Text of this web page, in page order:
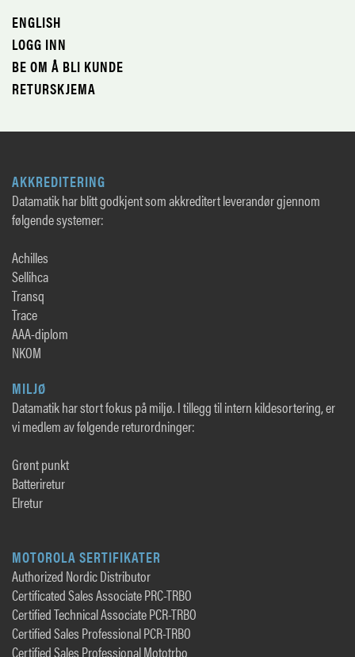
ENGLISH
LOGG INN
BE OM Å BLI KUNDE
RETURSKJEMA
AKKREDITERING
Datamatik har blitt godkjent som akkreditert leverandør gjennom
følgende systemer:
Achilles
Sellihca
Transq
Trace
AAA-diplom
NKOM
MILJØ
Datamatik har stort fokus på miljø. I tillegg til intern kildesortering, er
vi medlem av følgende returordninger:
Grønt punkt
Batteriretur
Elretur
MOTOROLA SERTIFIKATER
Authorized Nordic Distributor
Certificated Sales Associate PRC-TRBO
Certified Technical Associate PCR-TRBO
Certified Sales Professional PCR-TRBO
Certified Sales Professional Mototrbo